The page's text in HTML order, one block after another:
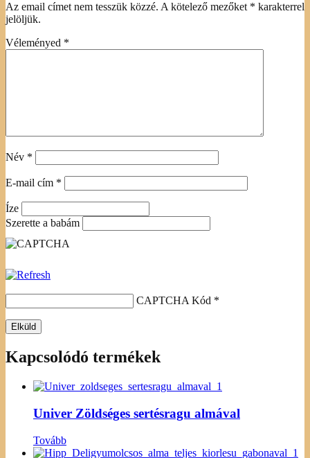
Az email címet nem tesszük közzé. A kötelező mezőket * karakterrel
jelöljük.
Véleményed *
Név *
E-mail cím *
Íze
Szerette a babám
CAPTCHA Kód *
Kapcsolódó termékek
Univer Zöldséges sertésragu almával
Tovább